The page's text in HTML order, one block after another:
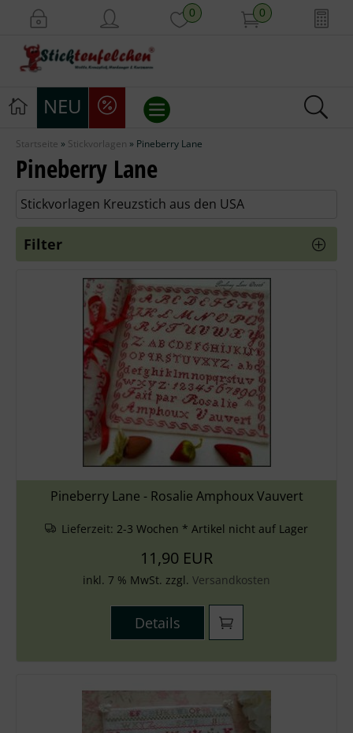
0 0
NEU
Stickvorlagen
Stickgarne
Mill Hill Beads
Stricknadeln
Knüpfpackungen
Startseite » Stickvorlagen » Pineberry Lane
Pineberry Lane
Stickvorlagen Kreuzstich aus den USA
Filter
Pineberry Lane - Rosalie Amphoux Vauvert
Lieferzeit: 2-3 Wochen * Artikel nicht auf Lager
11,90 EUR
inkl. 7 % MwSt. zzgl. Versandkosten
Details